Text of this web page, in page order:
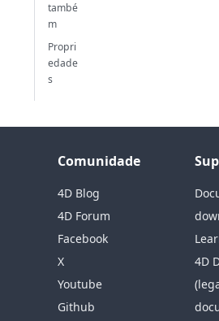
també
m
Propri
edade
s
Comunidade
4D Blog
4D Forum
Facebook
X
Youtube
Github
4D